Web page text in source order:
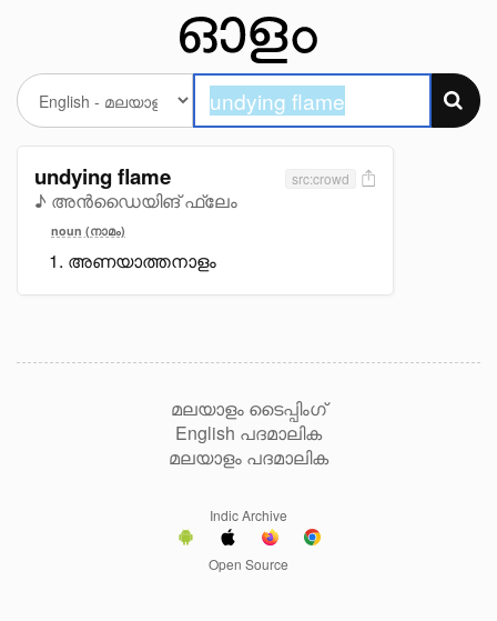
undying flame
♪ അൻഡൈയിങ് ഫ്ലേം
src:crowd
noun (നാമം)
അണയാത്തനാളം
മലയാളം ടൈപ്പിംഗ്
English പദമാലിക
മലയാളം പദമാലിക
Indic Archive
Open Source